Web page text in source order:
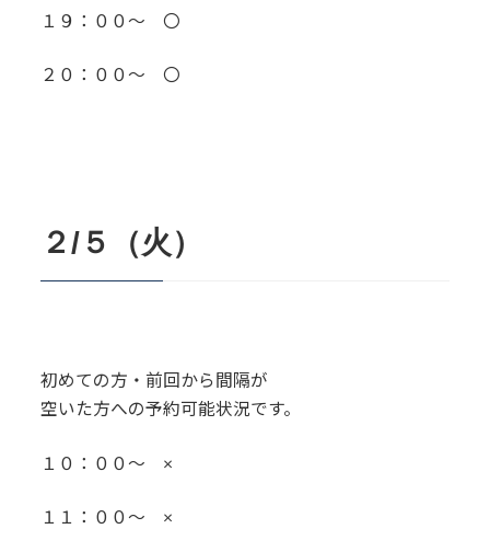
１９：００～ 〇
２０：００～ 〇
２/５（火）
初めての方・前回から間隔が
空いた方への予約可能状況です。
１０：００～ ×
１１：００～ ×